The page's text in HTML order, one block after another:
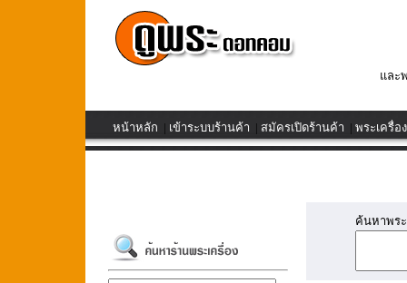
และ
หน้าหลัก | เข้าระบบร้านค้า | สมัครเปิดร้านค้า | พระเครื่อ
ค้นหาพร